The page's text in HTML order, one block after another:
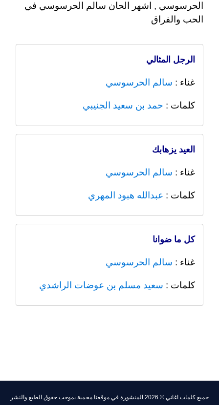
الحرسوسي , اشهر الحان سالم الحرسوسي في
الحب والفراق
الرجل المثالي
غناء : سالم الحرسوسي
كلمات : حمد بن سعيد الجنيبي
العيد يزهابك
غناء : سالم الحرسوسي
كلمات : عبدالله هبود المهري
كل ما ضوانا
غناء : سالم الحرسوسي
كلمات : سعيد مسلم بن عوضات الراشدي
جميع كلمات اغاني © 2026 المنشورة في موقعنا محمية بموجب حقوق الطبع والنشر